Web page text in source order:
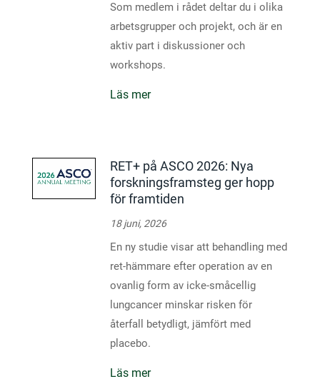
Som medlem i rådet deltar du i olika
arbetsgrupper och projekt, och är en
aktiv part i diskussioner och
workshops.
Läs mer
RET+ på ASCO 2026: Nya
forskningsframsteg ger hopp
för framtiden
18 juni, 2026
En ny studie visar att behandling med
ret-hämmare efter operation av en
ovanlig form av icke-småcellig
lungcancer minskar risken för
återfall betydligt, jämfört med
placebo.
Läs mer